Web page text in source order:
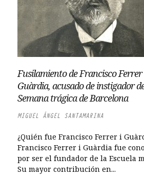
Fusilamiento de Francisco Ferrer
Guàrdia, acusado de instigador
Semana trágica de Barcelona
MIGUEL ÁNGEL SANTAMARINA
¿Quién fue Francisco Ferrer i
Francisco Ferrer i Guàrdia fue
por ser el fundador de la Escuela
Su mayor contribución en...